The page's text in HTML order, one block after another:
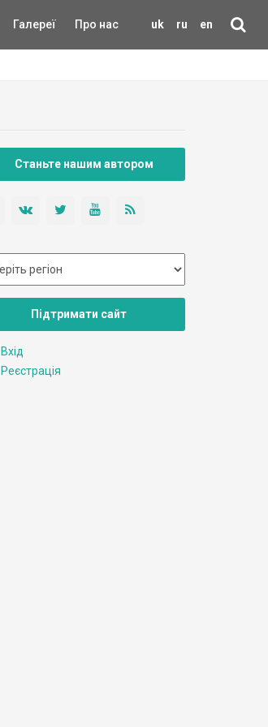
uk ru en
Галереї Про нас
Станьте нашим автором
Підтримати сайт
Вхід
Реєстрація